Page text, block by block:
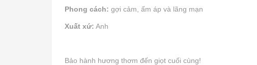
Phong cách: gợi cảm, ấm áp và lãng mạn
Xuất xứ: Anh
Bảo hành hương thơm đến giọt cuối cùng!